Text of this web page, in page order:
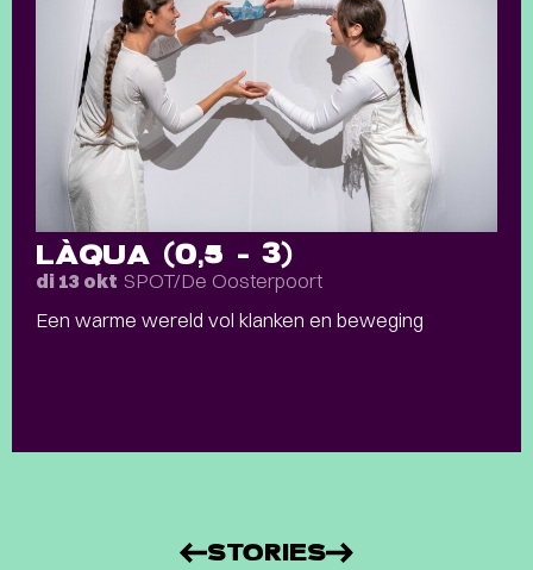
LÀQUA (0,5 – 3)
di 13 okt SPOT/De Oosterpoort
Een warme wereld vol klanken en beweging
STORIES